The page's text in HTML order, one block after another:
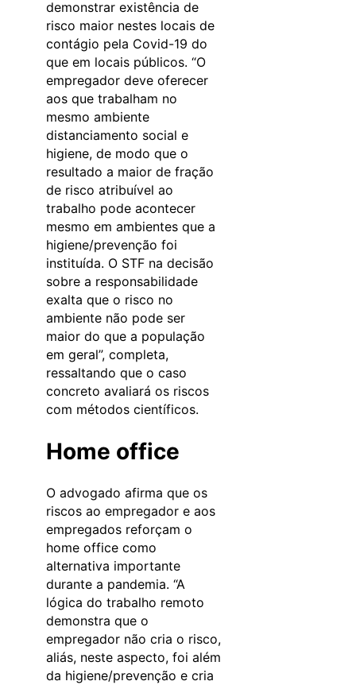
demonstrar existência de
risco maior nestes locais de
contágio pela Covid-19 do
que em locais públicos. “O
empregador deve oferecer
aos que trabalham no
mesmo ambiente
distanciamento social e
higiene, de modo que o
resultado a maior de fração
de risco atribuível ao
trabalho pode acontecer
mesmo em ambientes que a
higiene/prevenção foi
instituída. O STF na decisão
sobre a responsabilidade
exalta que o risco no
ambiente não pode ser
maior do que a população
em geral”, completa,
ressaltando que o caso
concreto avaliará os riscos
com métodos científicos.
Home office
O advogado afirma que os
riscos ao empregador e aos
empregados reforçam o
home office como
alternativa importante
durante a pandemia. “A
lógica do trabalho remoto
demonstra que o
empregador não cria o risco,
aliás, neste aspecto, foi além
da higiene/prevenção e cria